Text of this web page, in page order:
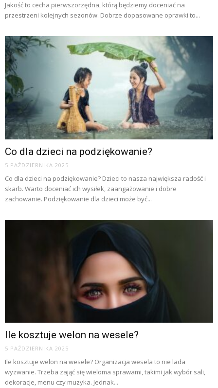
Jakość to cecha pierwszorzędna, którą będziemy doceniać na
przestrzeni kolejnych sezonów. Dobrze dopasowane oprawki to...
Co dla dzieci na podziękowanie?
5 PAŹDZIERNIKA 2025
Co dla dzieci na podziękowanie? Dzieci to nasza największa radość i
skarb. Warto doceniać ich wysiłek, zaangażowanie i dobre
zachowanie. Podziękowanie dla dzieci może być...
Ile kosztuje welon na wesele?
5 PAŹDZIERNIKA 2025
Ile kosztuje welon na wesele? Organizacja wesela to nie lada
wyzwanie. Trzeba zająć się wieloma sprawami, takimi jak wybór sali,
dekoracje, menu czy muzyka. Jednak...